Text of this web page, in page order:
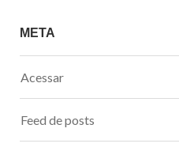
META
Acessar
Feed de posts